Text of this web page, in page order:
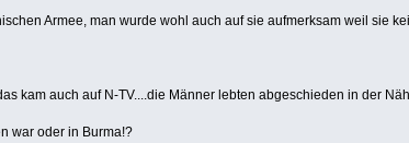
Armee, man wurde wohl auch auf sie aufmerksam weil sie
kam auch auf N-TV....die Männer lebten abgeschieden in der
war oder in Burma!?